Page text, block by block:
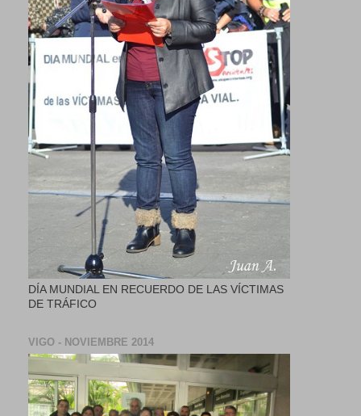
DÍA MUNDIAL EN RECUERDO DE LAS VÍCTIMAS
DE TRÁFICO
VIGO - NOVIEMBRE 2014